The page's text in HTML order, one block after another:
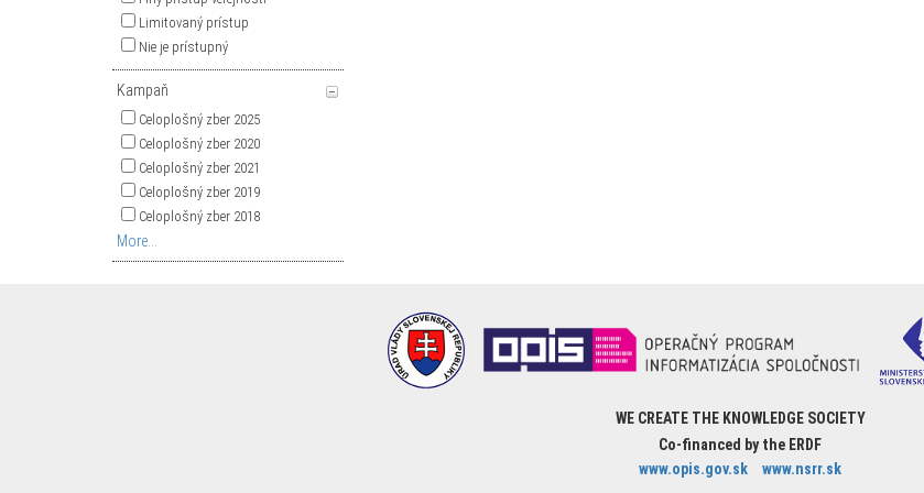
Limitovaný prístup
Nie je prístupný
Kampaň
Celoplošný zber 2025
Celoplošný zber 2020
Celoplošný zber 2021
Celoplošný zber 2019
Celoplošný zber 2018
More...
WE CREATE THE KNOWLEDGE SOCIETY
Co-financed by the ERDF
www.opis.gov.sk
www.nsrr.sk